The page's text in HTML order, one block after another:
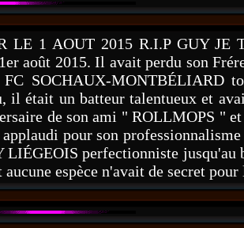
1 AOUT 2015 R.I.P GUY JE
août 2015. Il avait perdu son
SOCHAUX-MONTBÉLIARD
était un batteur talentueux et
de son ami " ROLLMOPS " et
pour son professionnalisme
perfectionniste jusqu'au
espèce n'avait de secret